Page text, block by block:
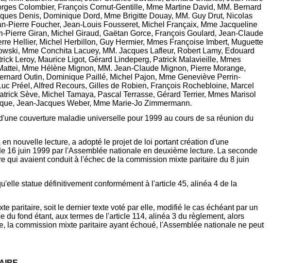
Colombier, François Cornut-Gentille, Mme Martine David, MM. Bernard
Denis, Dominique Dord, Mme Brigitte Douay, MM. Guy Drut, Nicolas
Pierre Foucher, Jean-Louis Fousseret, Michel Françaix, Mme Jacqueline
Giran, Michel Giraud, Gaëtan Gorce, François Goulard, Jean-Claude
Hellier, Michel Herbillon, Guy Hermier, Mmes Françoise Imbert, Muguette
Mme Conchita Lacuey, MM. Jacques Lafleur, Robert Lamy, Edouard
Leroy, Maurice Ligot, Gérard Lindeperg, Patrick Malavieille, Mmes
Mme Hélène Mignon, MM. Jean-Claude Mignon, Pierre Morange,
Outin, Dominique Paillé, Michel Pajon, Mme Geneviève Perrin-
Préel, Alfred Recours, Gilles de Robien, François Rochebloine, Marcel
Sève, Michel Tamaya, Pascal Terrasse, Gérard Terrier, Mmes Marisol
Jean-Jacques Weber, Mme Marie-Jo Zimmermann.
couverture maladie universelle pour 1999 au cours de sa réunion du
nouvelle lecture, a adopté le projet de loi portant création d'une
juin 1999 par l'Assemblée nationale en deuxième lecture. La seconde
qui avaient conduit à l'échec de la commission mixte paritaire du 8 juin
statue définitivement conformément à l'article 45, alinéa 4 de la
paritaire, soit le dernier texte voté par elle, modifié le cas échéant par un
fond étant, aux termes de l'article 114, alinéa 3 du règlement, alors
la commission mixte paritaire ayant échoué, l'Assemblée nationale ne peut